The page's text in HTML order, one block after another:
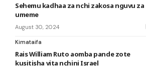
Sehemu kadhaa za nchi zakosa nguvu za
umeme
August 30, 2024
Kimataifa
Rais William Ruto aomba pande zote
kusitisha vita nchini Israel